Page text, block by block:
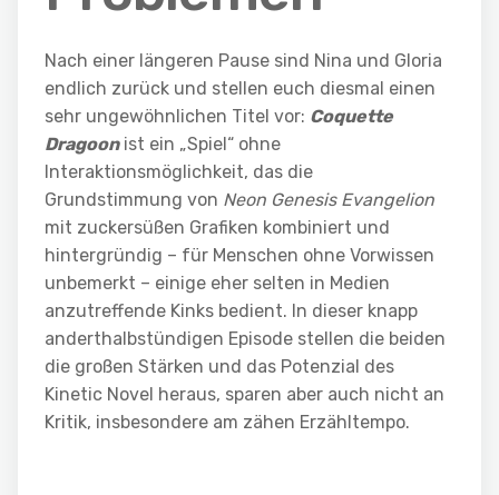
Nach einer längeren Pause sind Nina und Gloria
endlich zurück und stellen euch diesmal einen
sehr ungewöhnlichen Titel vor: Coquette
Dragoonist ein „Spiel“ ohne
Interaktionsmöglichkeit, das die
Grundstimmung von Neon Genesis Evangelion
mit zuckersüßen Grafiken kombiniert und
hintergründig – für Menschen ohne Vorwissen
unbemerkt – einige eher selten in Medien
anzutreffende Kinks bedient. In dieser knapp
anderthalbstündigen Episode stellen die beiden
die großen Stärken und das Potenzial des
Kinetic Novel heraus, sparen aber auch nicht an
Kritik, insbesondere am zähen Erzähltempo.